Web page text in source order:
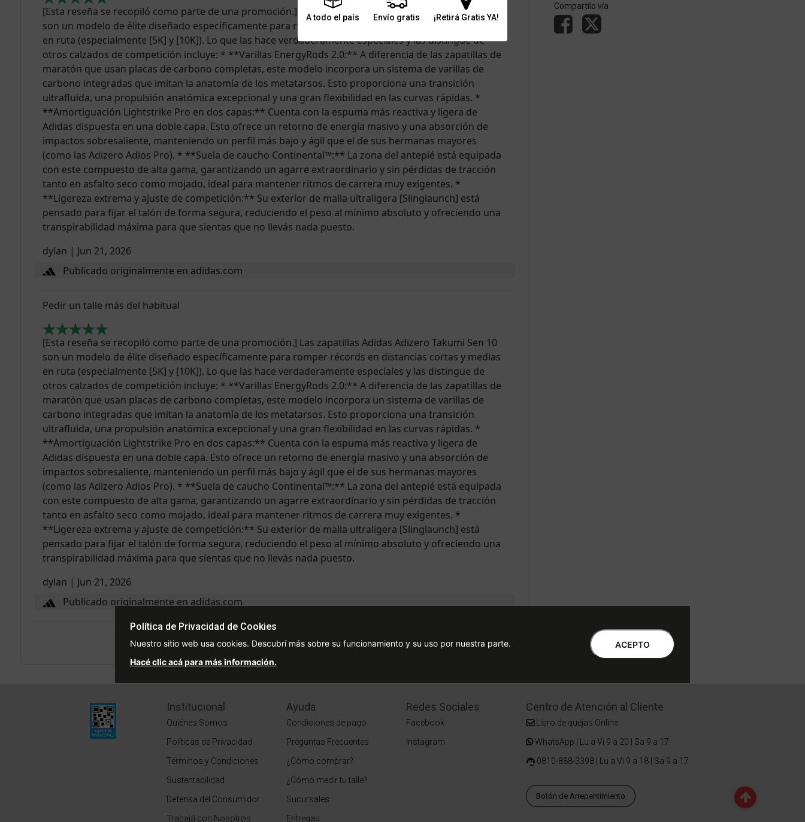
A todo el país Envío gratis ¡Retirá Gratis YA!
[Esta reseña se recopiló como parte de una promoción.] Las zapatillas Adidas Adizero Takumi Sen 10
son un modelo de élite diseñado específicamente para romper récords en distancias cortas y medias
en ruta (especialmente [5K] y [10K]). Lo que las hace verdaderamente especiales y las distingue de
otros calzados de competición incluye: * **Varillas EnergyRods 2.0:** A diferencia de las zapatillas de
maratón que usan placas de carbono completas, este modelo incorpora un sistema de varillas de
carbono integradas que imitan la anatomía de los metatarsos. Esto proporciona una transición
ultrafluida, una propulsión anatómica excepcional y una gran flexibilidad en las curvas rápidas. *
**Amortiguación Lightstrike Pro en dos capas:** Cuenta con la espuma más reactiva y ligera de
Adidas dispuesta en una doble capa. Esto ofrece un retorno de energía masivo y una absorción de
impactos sobresaliente, manteniendo un perfil más bajo y ágil que el de sus hermanas mayores
(como las Adizero Adios Pro). * **Suela de caucho Continental™:** La zona del antepié está equipada
con este compuesto de alta gama, garantizando un agarre extraordinario y sin pérdidas de tracción
tanto en asfalto seco como mojado, ideal para mantener ritmos de carrera muy exigentes. *
**Ligereza extrema y ajuste de competición:** Su exterior de malla ultraligera [Slinglaunch] está
pensado para fijar el talón de forma segura, reduciendo el peso al mínimo absoluto y ofreciendo una
transpirabilidad máxima para que sientas que no llevás nada puesto.
dylan | Jun 21, 2026
Publicado originalmente en adidas.com
Pedir un talle más del habitual
[Esta reseña se recopiló como parte de una promoción.] Las zapatillas Adidas Adizero Takumi Sen 10
son un modelo de élite diseñado específicamente para romper récords en distancias cortas y medias
en ruta (especialmente [5K] y [10K]). Lo que las hace verdaderamente especiales y las distingue de
otros calzados de competición incluye: * **Varillas EnergyRods 2.0:** A diferencia de las zapatillas de
maratón que usan placas de carbono completas, este modelo incorpora un sistema de varillas de
carbono integradas que imitan la anatomía de los metatarsos. Esto proporciona una transición
ultrafluida, una propulsión anatómica excepcional y una gran flexibilidad en las curvas rápidas. *
**Amortiguación Lightstrike Pro en dos capas:** Cuenta con la espuma más reactiva y ligera de
Adidas dispuesta en una doble capa. Esto ofrece un retorno de energía masivo y una absorción de
impactos sobresaliente, manteniendo un perfil más bajo y ágil que el de sus hermanas mayores
(como las Adizero Adios Pro). * **Suela de caucho Continental™:** La zona del antepié está equipada
con este compuesto de alta gama, garantizando un agarre extraordinario y sin pérdidas de tracción
tanto en asfalto seco como mojado, ideal para mantener ritmos de carrera muy exigentes. *
**Ligereza extrema y ajuste de competición:** Su exterior de malla ultraligera [Slinglaunch] está
pensado para fijar el talón de forma segura, reduciendo el peso al mínimo absoluto y ofreciendo una
transpirabilidad máxima para que sientas que no llevás nada puesto.
dylan | Jun 21, 2026
Publicado originalmente en adidas.com
Leer más reseñas
Compartílo vía
Institucional
Quiénes Somos
Políticas de Privacidad
Términos y Condiciones
Sustentabilidad
Defensa del Consumidor
Trabajá con Nosotros
Ayuda
Condiciones de pago
Preguntas Frecuentes
¿Cómo comprar?
¿Cómo medir tu talle?
Sucursales
Entregas
Redes Sociales
Facebook
Instagram
Centro de Atención al Cliente
Libro de quejas Online
WhatsApp | Lu a Vi 9 a 20 | Sa 9 a 17
0810-888-3398 | Lu a Vi 9 a 18 | Sa 9 a 17
Botón de Arrepentimiento
Política de Privacidad de Cookies
Nuestro sitio web usa cookies. Descubrí más sobre su funcionamiento y su uso por nuestra parte.
Hacé clic acá para más información.
ACEPTO